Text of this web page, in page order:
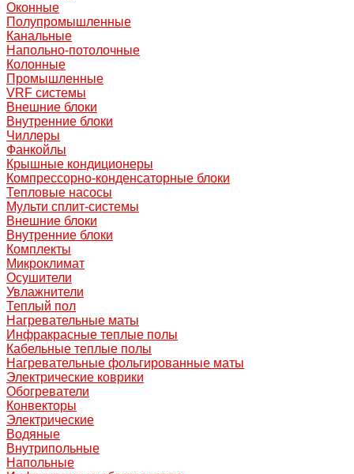
Оконные
Полупромышленные
Канальные
Напольно-потолочные
Колонные
Промышленные
VRF системы
Внешние блоки
Внутренние блоки
Чиллеры
Фанкойлы
Крышные кондиционеры
Компрессорно-конденсаторные блоки
Тепловые насосы
Мульти сплит-системы
Внешние блоки
Внутренние блоки
Комплекты
Микроклимат
Осушители
Увлажнители
Теплый пол
Нагревательные маты
Инфракрасные теплые полы
Кабельные теплые полы
Нагревательные фольгированные маты
Электрические коврики
Обогреватели
Конвекторы
Электрические
Водяные
Внутрипольные
Напольные